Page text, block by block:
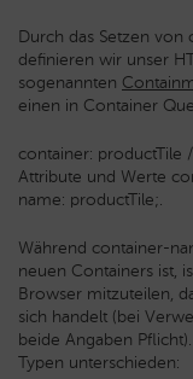
Durch das Setzen von
definieren wir unser
sogenannten
einen in Container
container: productTile
Attribute und Werte
name: productTile;.
Während container-
neuen Containers ist,
Browser mitzuteilen,
sich handelt (bei
beide Angaben
Typen unterschieden: